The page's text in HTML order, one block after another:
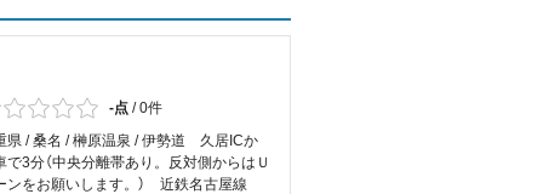
-点 /0件
県 / 桑名 / 榊原温泉 / 伊勢道 久居ICか
で3分（中央分離帯あり。反対側からはＵ
ンをお願いします。） 近鉄名古屋線